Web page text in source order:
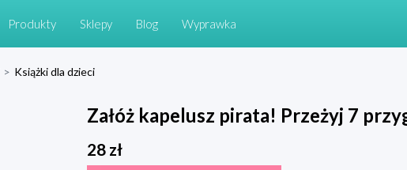
Produkty Sklepy Blog Wyprawka
> Książki dla dzieci
Załóż kapelusz pirata! Przeżyj 7
28zł